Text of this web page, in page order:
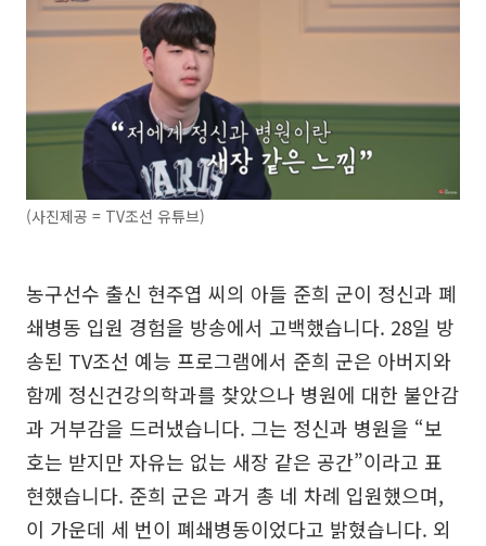
(사진제공 = TV조선 유튜브)
농구선수 출신 현주엽 씨의 아들 준희 군이 정신과 폐
쇄병동 입원 경험을 방송에서 고백했습니다. 28일 방
송된 TV조선 예능 프로그램에서 준희 군은 아버지와
함께 정신건강의학과를 찾았으나 병원에 대한 불안감
과 거부감을 드러냈습니다. 그는 정신과 병원을 “보
호는 받지만 자유는 없는 새장 같은 공간”이라고 표
현했습니다. 준희 군은 과거 총 네 차례 입원했으며,
이 가운데 세 번이 폐쇄병동이었다고 밝혔습니다. 외